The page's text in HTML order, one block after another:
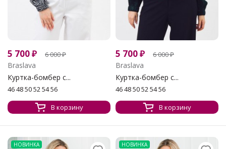
5 700₽ 6 000₽
Braslava
Куртка-бомбер с...
46 48 50 52 54 56
В корзину
5 700₽ 6 000₽
Braslava
Куртка-бомбер с...
46 48 50 52 54 56
В корзину
НОВИНКА НОВИНКА